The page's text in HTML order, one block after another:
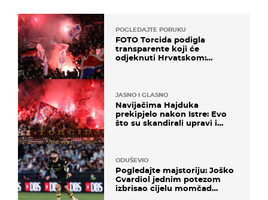
POGLEDAJTE PORUKU
FOTO Torcida podigla
transparente koji će
odjeknuti Hrvatskom:
JASNO I GLASNO
Navijačima Hajduka
prekipjelo nakon Istre: Evo
što su skandirali upravi i
ODUŠEVIO
Pogledajte majstoriju: Joško
Gvardiol jednim potezom
izbrisao cijelu momčad